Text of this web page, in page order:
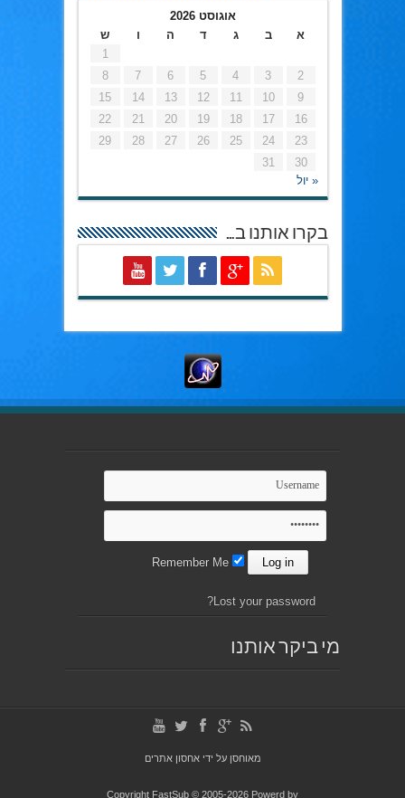
אוגוסט 2026
א
ב ג ד ה ו
ש
1
2
3
4
5
6
7
8
9
10
11
12
13
14
15
16
17
18
19
20
21
22
23
24
25
26
27
28
29
30
31
« יול
בקרו אותנו ב…
Lost your password?
מי ביקר אותנו
מאוחסן על ידיאחסון אתרים
Copyright FastSub © 2005-2026 Powerd by